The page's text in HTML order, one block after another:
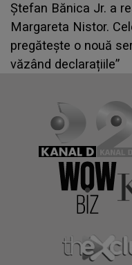
Ștefan Bănica Jr. a
Margareta Nistor.
pregătește o nouă
văzând declarațiile”